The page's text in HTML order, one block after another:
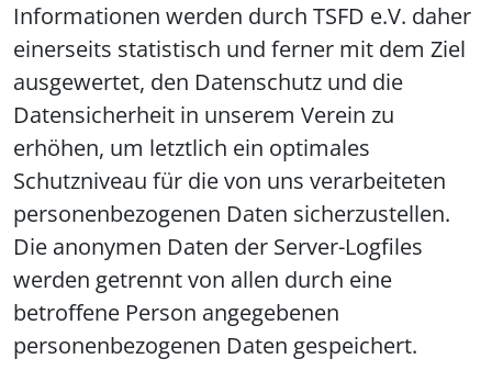
Informationen werden durch TSFD e.V. daher
einerseits statistisch und ferner mit dem Ziel
ausgewertet, den Datenschutz und die
Datensicherheit in unserem Verein zu
erhöhen, um letztlich ein optimales
Schutzniveau für die von uns verarbeiteten
personenbezogenen Daten sicherzustellen.
Die anonymen Daten der Server-Logfiles
werden getrennt von allen durch eine
betroffene Person angegebenen
personenbezogenen Daten gespeichert.